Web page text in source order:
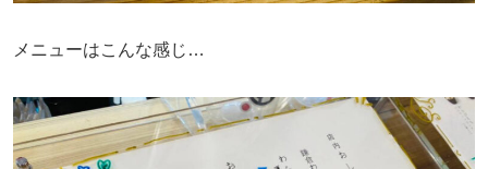
メニューはこんな感じ…